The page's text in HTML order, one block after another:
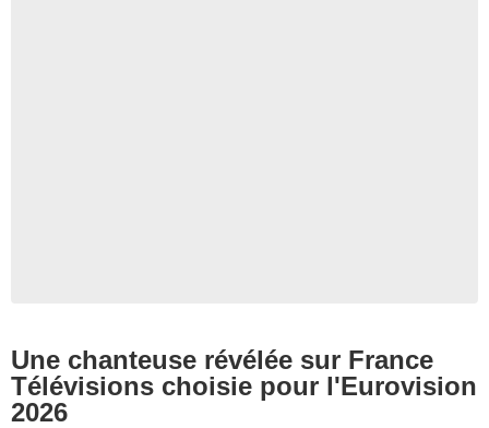
Une chanteuse révélée sur France
Télévisions choisie pour l'Eurovision
2026